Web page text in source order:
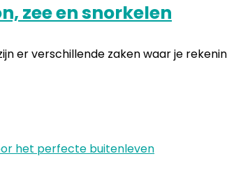
zee en snorkelen
er verschillende zaken waar je